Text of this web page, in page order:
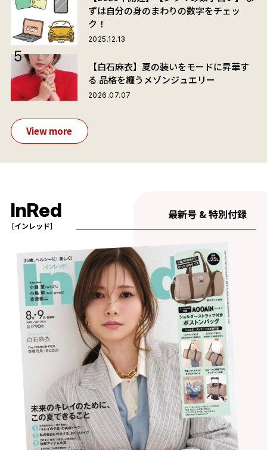
ずは自分の身のまわりの数字をチェッ
ク！
2025.12.13
【白石麻衣】夏の装いをモードに昇華す
る 品格を纏うメゾンジュエリー
2026.07.07
View more
InRed
［インレッド］
最新号 & 特別付録